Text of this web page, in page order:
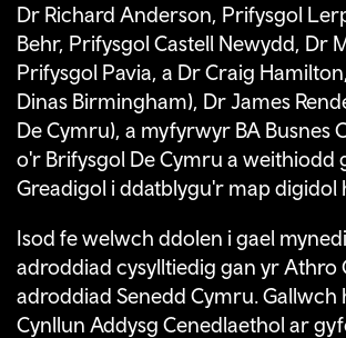
Dr Richard Anderson, Prifysgol
Behr, Prifysgol Castell Newydd, Dr
Prifysgol Pavia, a Dr Craig
Dinas Birmingham), Dr James
De Cymru), a myfyrwyr BA Busnes
o'r Brifysgol De Cymru a weithiodd
Greadigol i ddatblygu'r map digidol
Isod fe welwch ddolen i gael
adroddiad cysylltiedig gan yr Athro
adroddiad Senedd Cymru. Gallwch
Cynllun Addysg Cenedlaethol ar